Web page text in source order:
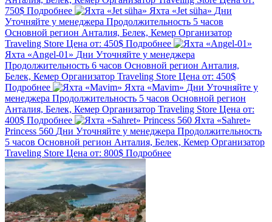
750$ Подробнее Яхта «Jet süha» Дни
Уточняйте у менеджера Продолжительность 5 часов
Основной регион Анталия, Белек, Кемер Организатор
Traveling Store Цена от: 450$ Подробнее
Яхта «Angel-01» Дни Уточняйте у менеджера
Продолжительность 6 часов Основной регион Анталия,
Белек, Кемер Организатор Traveling Store Цена от: 450$
Подробнее
Яхта «Mavim» Дни Уточняйте у
менеджера Продолжительность 5 часов Основной регион
Анталия, Белек, Кемер Организатор Traveling Store Цена от:
400$ Подробнее
Яхта «Sahret»
Princess 560 Дни Уточняйте у менеджера Продолжительность
5 часов Основной регион Анталия, Белек, Кемер Организатор
Traveling Store Цена от: 800$ Подробнее